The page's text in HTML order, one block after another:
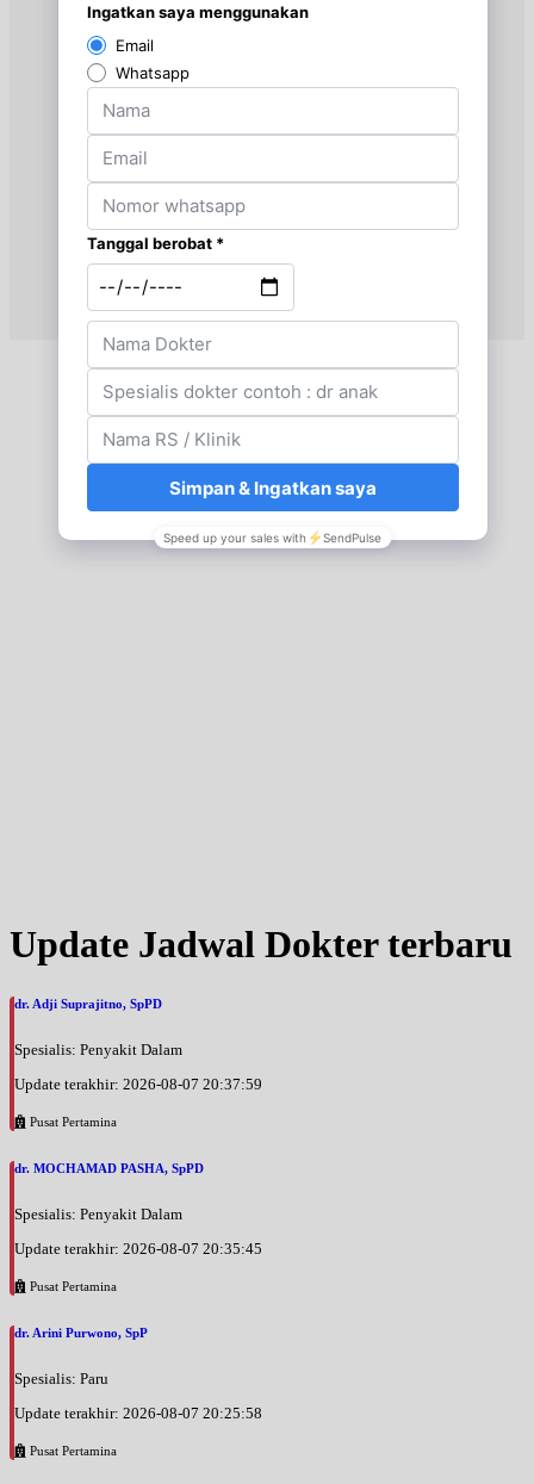
Update Jadwal Dokter terbaru
dr. Adji Suprajitno, SpPD
Spesialis: Penyakit Dalam
Update terakhir: 2026-08-07 20:37:59
Pusat Pertamina
dr. MOCHAMAD PASHA, SpPD
Spesialis: Penyakit Dalam
Update terakhir: 2026-08-07 20:35:45
Pusat Pertamina
dr. Arini Purwono, SpP
Spesialis: Paru
Update terakhir: 2026-08-07 20:25:58
Pusat Pertamina